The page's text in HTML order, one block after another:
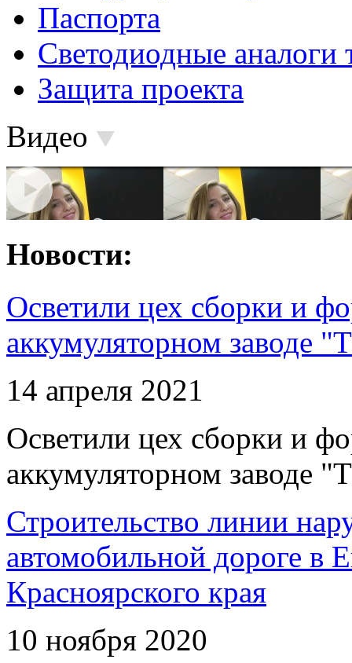
Паспорта
Светодиодные аналоги
Защита проекта
Видео
Новости:
Осветили цех сборки и
аккумуляторном заводе
14 апреля 2021
Осветили цех сборки и
аккумуляторном заводе
Строительство линии
автомобильной дороге в
Красноярского края
10 ноября 2020